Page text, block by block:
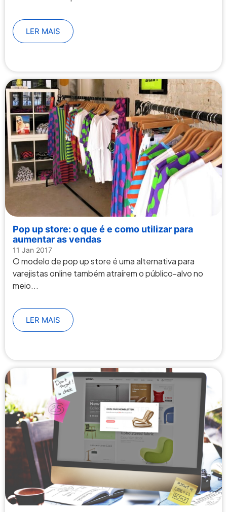
LER MAIS
Pop up store: o que é e como utilizar para
aumentar as vendas
11 Jan 2017
O modelo de pop up store é uma alternativa para
varejistas online também atraírem o público-alvo no
meio...
LER MAIS